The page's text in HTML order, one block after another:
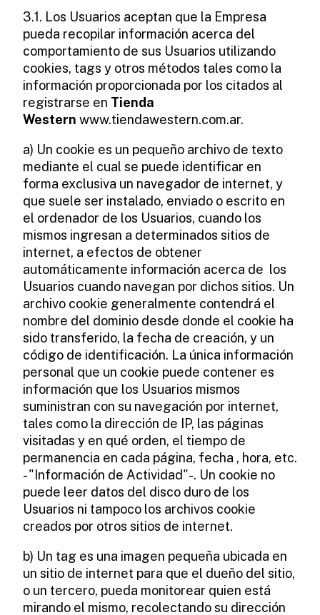
3.1. Los Usuarios aceptan que la Empresa
pueda recopilar información acerca del
comportamiento de sus Usuarios utilizando
cookies, tags y otros métodos tales como la
información proporcionada por los citados al
registrarse en Tienda
Western www.tiendawestern.com.ar.
a) Un cookie es un pequeño archivo de texto
mediante el cual se puede identificar en
forma exclusiva un navegador de internet, y
que suele ser instalado, enviado o escrito en
el ordenador de los Usuarios, cuando los
mismos ingresan a determinados sitios de
internet, a efectos de obtener
automáticamente información acerca de los
Usuarios cuando navegan por dichos sitios. Un
archivo cookie generalmente contendrá el
nombre del dominio desde donde el cookie ha
sido transferido, la fecha de creación, y un
código de identificación. La única información
personal que un cookie puede contener es
información que los Usuarios mismos
suministran con su navegación por internet,
tales como la dirección de IP, las páginas
visitadas y en qué orden, el tiempo de
permanencia en cada página, fecha , hora, etc.
- "Información de Actividad"-. Un cookie no
puede leer datos del disco duro de los
Usuarios ni tampoco los archivos cookie
creados por otros sitios de internet.
b) Un tag es una imagen pequeña ubicada en
un sitio de internet para que el dueño del sitio,
o un tercero, pueda monitorear quien está
mirando el mismo, recolectando su dirección